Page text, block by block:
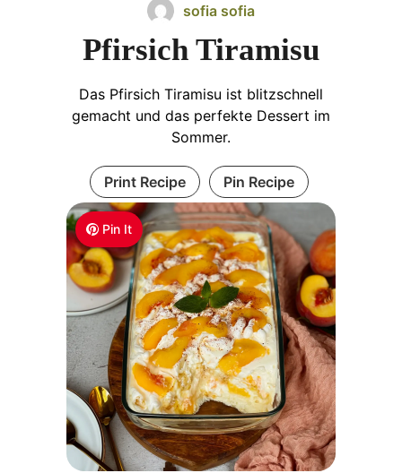
Pin It
sofia sofia
Pfirsich Tiramisu
Das Pfirsich Tiramisu ist blitzschnell
gemacht und das perfekte Dessert im
Sommer.
Print Recipe Pin Recipe